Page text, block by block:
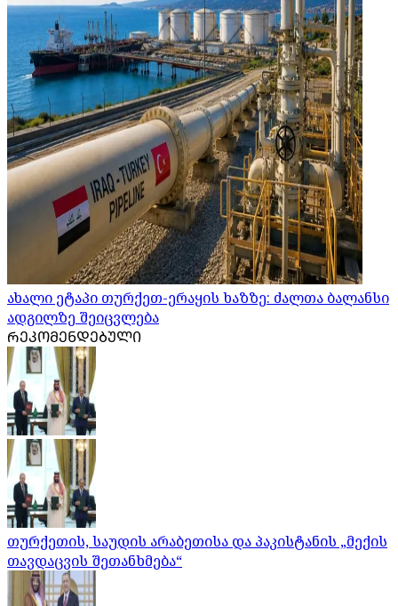
ახალი ეტაპი თურქეთ-ერაყის ხაზზე: ძალთა ბალანსი
ადგილზე შეიცვლება
ᲠᲔᲙᲝᲛᲔᲜᲓᲔᲑᲣᲚᲘ
თურქეთის, საუდის არაბეთისა და პაკისტანის „მექის
თავდაცვის შეთანხმება“